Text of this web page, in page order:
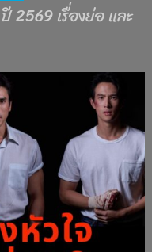
2569 เรื่องย่อ และ